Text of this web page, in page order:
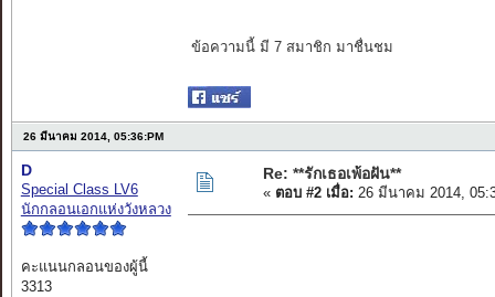
ข้อความนี้ มี 7 สมาชิก มาชื่นชม
26 มีนาคม 2014, 05:36:PM
D
Special Class LV6
นักกลอนเอกแห่งวังหลวง
คะแนนกลอนของผู้นี้
3313
Re: **รักเธอเพ้อฝัน**
« ตอบ #2 เมื่อ: 26 มีนาคม 2014,